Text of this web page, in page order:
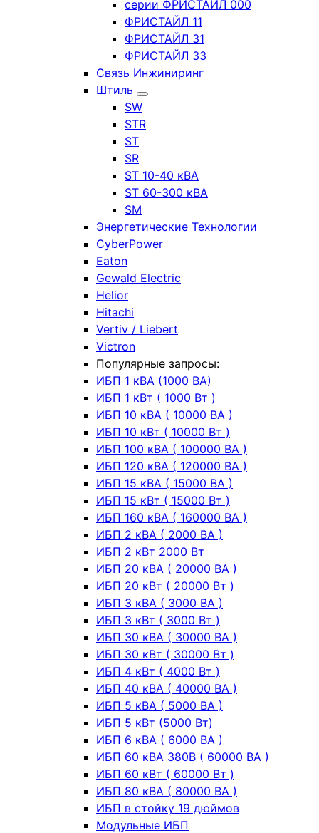
серии ФРИСТАЙЛ 000
ФРИСТАЙЛ 11
ФРИСТАЙЛ 31
ФРИСТАЙЛ 33
Связь Инжиниринг
Штиль
SW
STR
ST
SR
ST 10-40 кВА
ST 60-300 кВА
SM
Энергетические Технологии
CyberPower
Eaton
Gewald Electric
Helior
Hitachi
Vertiv / Liebert
Victron
Популярные запросы:
ИБП 1 кВА (1000 ВА)
ИБП 1 кВт ( 1000 Вт )
ИБП 10 кВА ( 10000 ВА )
ИБП 10 кВт ( 10000 Вт )
ИБП 100 кВА ( 100000 ВА )
ИБП 120 кВА ( 120000 ВА )
ИБП 15 кВА ( 15000 ВА )
ИБП 15 кВт ( 15000 Вт )
ИБП 160 кВА ( 160000 ВА )
ИБП 2 кВА ( 2000 ВА )
ИБП 2 кВт 2000 Вт
ИБП 20 кВА ( 20000 ВА )
ИБП 20 кВт ( 20000 Вт )
ИБП 3 кВА ( 3000 ВА )
ИБП 3 кВт ( 3000 Вт )
ИБП 30 кВА ( 30000 ВА )
ИБП 30 кВт ( 30000 Вт )
ИБП 4 кВт ( 4000 Вт )
ИБП 40 кВА ( 40000 ВА )
ИБП 5 кВА ( 5000 ВА )
ИБП 5 кВт (5000 Вт)
ИБП 6 кВА ( 6000 ВА )
ИБП 60 кВА 380В ( 60000 ВА )
ИБП 60 кВт ( 60000 Вт )
ИБП 80 кВА ( 80000 ВА )
ИБП в стойку 19 дюймов
Модульные ИБП